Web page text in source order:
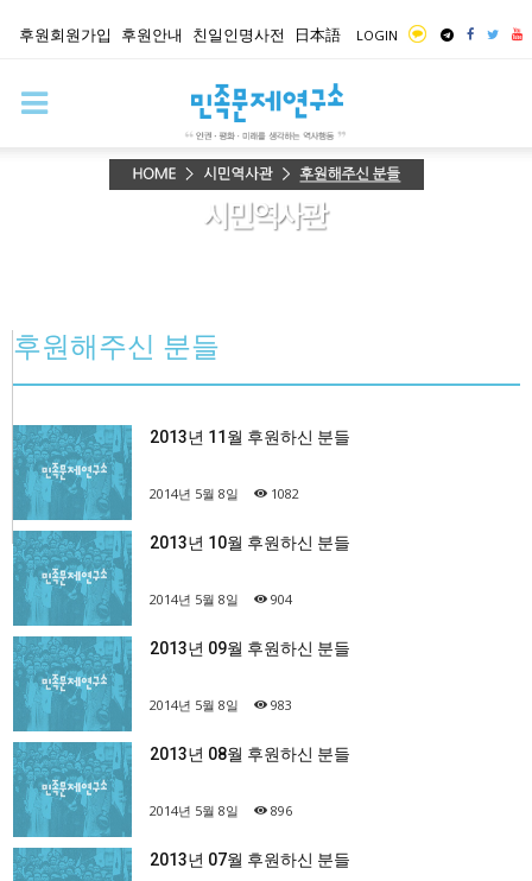
후원회원가입 후원안내 친일인명사전 日本語 LOGIN
후원해주신 분들
2013년 11월 후원하신 분들
2014년 5월 8일 1082
2013년 10월 후원하신 분들
2014년 5월 8일 904
2013년 09월 후원하신 분들
2014년 5월 8일 983
2013년 08월 후원하신 분들
2014년 5월 8일 896
2013년 07월 후원하신 분들